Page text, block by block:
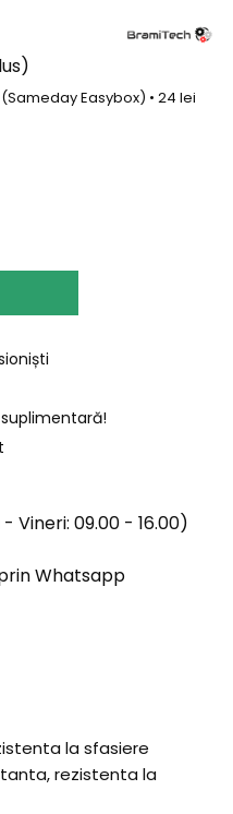
Easybox) • 24 lei
Vineri: 09.00 - 16.00)
Whatsapp
la sfasiere
rezistenta la